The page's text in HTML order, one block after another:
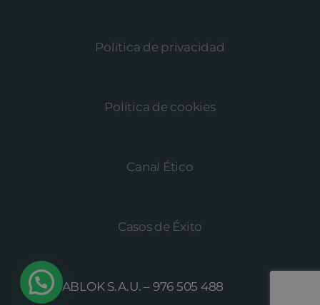
Política de privacidad
Política de cookies
Canal Ético
Casos de Éxito
© MEGABLOK S.A.U. – 976 505 488